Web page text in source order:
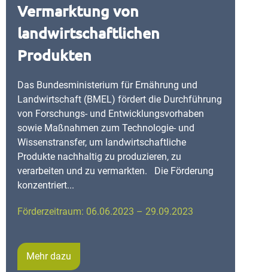
Vermarktung von
landwirtschaftlichen
Produkten
Das Bundesministerium für Ernährung und
Landwirtschaft (BMEL) fördert die Durchführung
von Forschungs- und Entwicklungsvorhaben
sowie Maßnahmen zum Technologie- und
Wissenstransfer, um landwirtschaftliche
Produkte nachhaltig zu produzieren, zu
verarbeiten und zu vermarkten. Die Förderung
konzentriert...
Förderzeitraum: 06.06.2023 – 29.09.2023
Mehr dazu